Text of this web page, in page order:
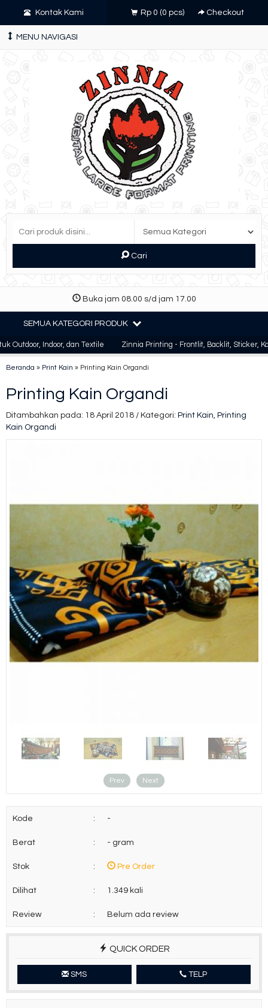
Kontak Kami Rp 0 (0 pcs) Checkout
MENU NAVIGASI
Cari
Buka jam 08.00 s/d jam 17.00
SEMUA KATEGORI PRODUK
Indoor, dan Textile Zinnia Printing - Frontlit, Backlit, Sticker, Kain,
Beranda » Print Kain » Printing Kain Organdi
Printing Kain Organdi
Ditambahkan pada: 18 April 2018 / Kategori: Print Kain, Printing
Kain Organdi
Prev Next
Kode : -
Berat : - gram
Stok : Pre Order
Dilihat : 1.349 kali
Review : Belum ada review
QUICK ORDER
SMS TELP